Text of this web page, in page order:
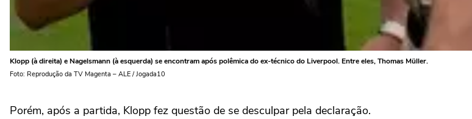
Klopp (à direita) e Nagelsmann (à esquerda) se encontram após polêmica do ex-técnico do Liverpool. Entre eles, Thomas Müller.
Foto: Reprodução da TV Magenta – ALE / Jogada10
Porém, após a partida, Klopp fez questão de se desculpar pela declaração.